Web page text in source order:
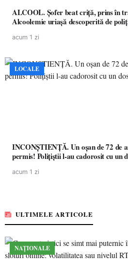
ALCOOL. Șofer beat criță, prins în
Alcoolemie uriașă descoperită de
acum 1 zi
LOCALE
INCONȘTIENȚĂ. Un oșan de 72 de
permis! Polițiștii l-au cadorosit cu un
acum 1 zi
ULTIMELE ARTICOLE
NAȚIONALE